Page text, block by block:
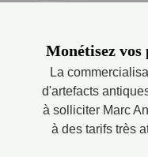
Monétisez vos
La
d'artefacts
à solliciter Marc
à des tarifs très